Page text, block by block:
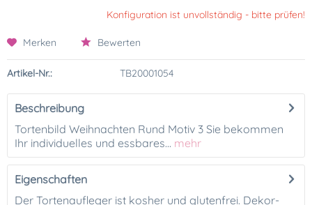
Konfiguration ist unvollständig - bitte prüfen!
Merken Bewerten
Artikel-Nr.: TB20001054
Beschreibung
Tortenbild Weihnachten Rund Motiv 3 Sie bekommen
Ihr individuelles und essbares... mehr
Eigenschaften
Der Tortenaufleger ist kosher und glutenfrei. Dekor-